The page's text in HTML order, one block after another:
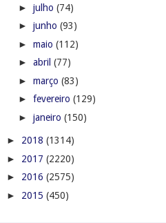
► julho (74)
► junho (93)
► maio (112)
► abril (77)
► março (83)
► fevereiro (129)
► janeiro (150)
► 2018 (1314)
► 2017 (2220)
► 2016 (2575)
► 2015 (450)